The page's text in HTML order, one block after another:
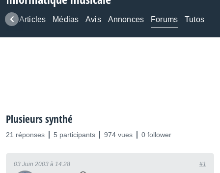
Articles Médias Avis Annonces Forums Tutos
Plusieurs synthé
21 réponses 5 participants 974 vues 0 follower
03 Juin 2003 à 14:28 #1